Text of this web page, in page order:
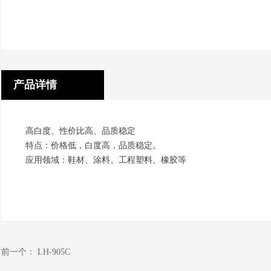
前一个： LH-905C
高白度、性价比高、品质稳定
特点：价格低，白度高，品质稳定。
应用领域：鞋材、涂料、工程塑料、橡胶等
产品详情